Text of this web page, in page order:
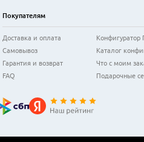
Покупателям
Доставка и оплата
Самовывоз
Гарантия и возврат
FAQ
Конфигуратор
Каталог
Что с моим
Подарочные